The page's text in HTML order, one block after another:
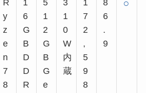
R
y
z
e
n
7
8
1
6
G
B
D
D
R
5
1
2
G
B
G
e
3
1
0
W
内
蔵
1
7
2
,
5
9
8
8
6
.
9
○